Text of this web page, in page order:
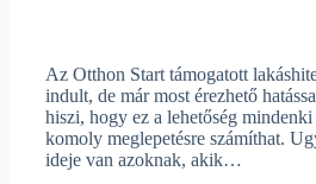
Az Otthon Start támogatott
indult, de már most érezhető
hiszi, hogy ez a lehetőség
komoly meglepetésre számíthat.
ideje van azoknak, akik…